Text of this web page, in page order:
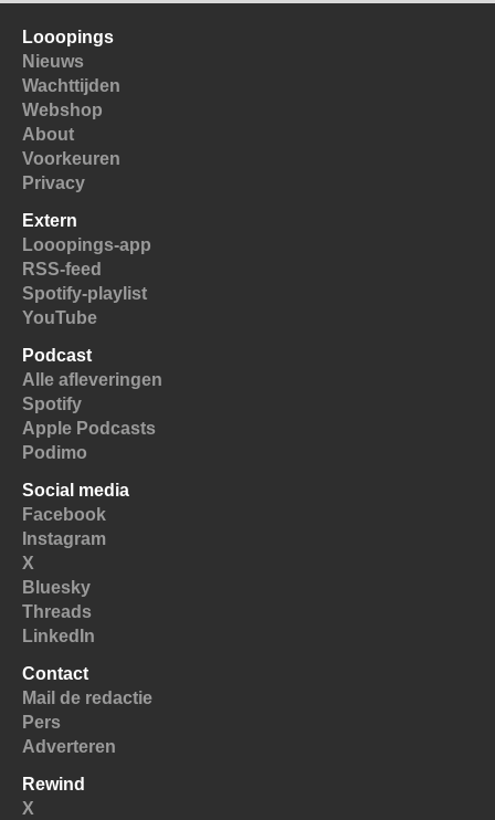
Looopings
Nieuws
Wachttijden
Webshop
About
Voorkeuren
Privacy
Extern
Looopings-app
RSS-feed
Spotify-playlist
YouTube
Podcast
Alle afleveringen
Spotify
Apple Podcasts
Podimo
Social media
Facebook
Instagram
X
Bluesky
Threads
LinkedIn
Contact
Mail de redactie
Pers
Adverteren
Rewind
X